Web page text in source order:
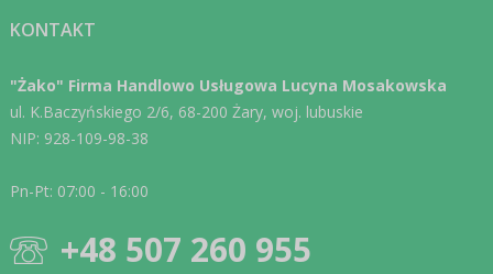
KONTAKT
"Żako" Firma Handlowo Usługowa Lucyna Mosakowska
ul. K.Baczyńskiego 2/6, 68-200 Żary, woj. lubuskie
NIP: 928-109-98-38
Pn-Pt: 07:00 - 16:00
+48 507 260 955